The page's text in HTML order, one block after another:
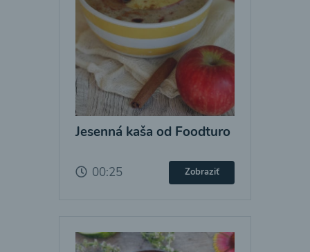
Jesenná kaša od Foodturo
00:25 Zobraziť